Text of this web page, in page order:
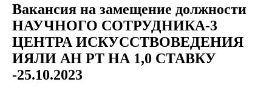
Вакансия на замещение должности
НАУЧНОГО СОТРУДНИКА-3
ЦЕНТРА ИСКУССТВОВЕДЕНИЯ
ИЯЛИ АН РТ НА 1,0 СТАВКУ
-25.10.2023